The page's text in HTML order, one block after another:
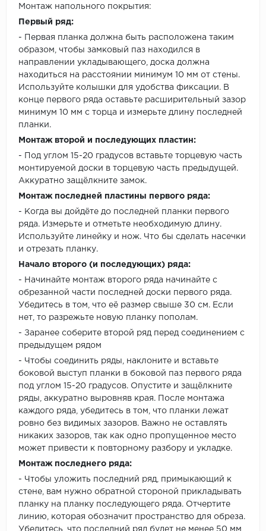
Монтаж напольного покрытия:
Первый ряд:
- Первая планка должна быть расположена таким
образом, чтобы замковый паз находился в
направлении укладывающего, доска должна
находиться на расстоянии минимум 10 мм от стены.
Используйте колышки для удобства фиксации. В
конце первого ряда оставьте расширительный зазор
минимум 10 мм с торца и измерьте длину последней
планки.
Монтаж второй и последующих пластин:
- Под углом 15-20 градусов вставьте торцевую часть
монтируемой доски в торцевую часть предыдущей.
Аккуратно защёлкните замок.
Монтаж последней пластины первого ряда:
- Когда вы дойдёте до последней планки первого
ряда. Измерьте и отметьте необходимую длину.
Используйте линейку и нож. Что бы сделать насечки
и отрезать планку.
Начало второго (и последующих) ряда:
- Начинайте монтаж второго ряда начинайте с
обрезанной части последней доски первого ряда.
Убедитесь в том, что её размер свыше 30 см. Если
нет, то разрежьте новую планку пополам.
- Заранее соберите второй ряд перед соединением с
предыдущем рядом
- Чтобы соединить ряды, наклоните и вставьте
боковой выступ планки в боковой паз первого ряда
под углом 15-20 градусов. Опустите и защёлкните
ряды, аккуратно выровняв края. После монтажа
каждого ряда, убедитесь в том, что планки лежат
ровно без видимых зазоров. Важно не оставлять
никаких зазоров, так как одно пропущенное место
может привести к повторному разбору и укладке.
Монтаж последнего ряда:
- Чтобы уложить последний ряд, примыкающий к
стене, вам нужно обратной стороной прикладывать
планку на планку последующего ряда. Отчертите
линию, которая обозначит пространство для обреза.
Убедитесь, что последний ряд будет не менее 50 мм